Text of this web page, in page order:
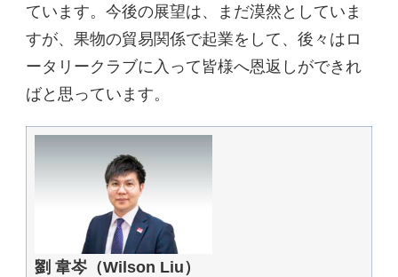
ています。今後の展望は、まだ漠然としていま
すが、果物の貿易関係で起業をして、後々はロ
ータリークラブに入って皆様へ恩返しができれ
ばと思っています。
劉 韋岑（Wilson Liu）